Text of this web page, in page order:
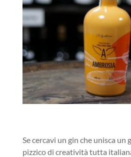
Se cercavi un gin che unisca un
pizzico di creatività tutta